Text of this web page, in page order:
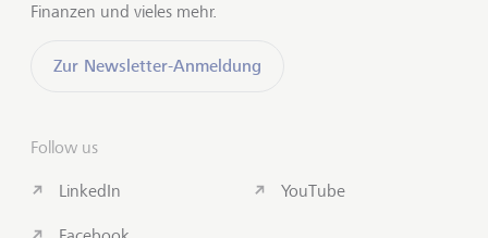
Finanzen und vieles mehr.
Zur Newsletter-Anmeldung
Follow us
LinkedIn YouTube